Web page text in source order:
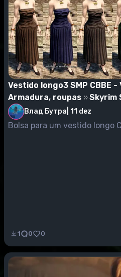
Vestido longo3 SMP CBBE
Armadura, roupas
Skyrim
Влад Бутра 11 dez
1 0 0